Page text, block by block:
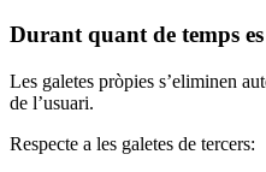
Durant quant de temps
Les galetes pròpies s’eliminen
de l’usuari.
Respecte a les galetes de tercers: